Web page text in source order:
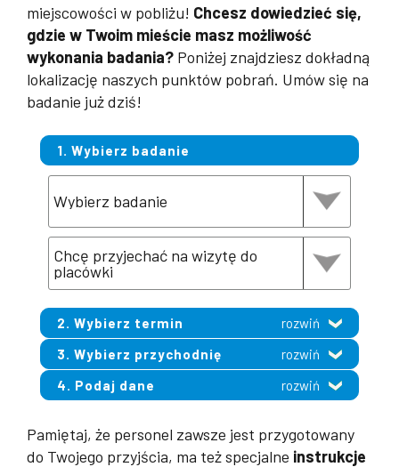
miejscowości w pobliżu! Chcesz dowiedzieć się,
gdzie w Twoim mieście masz możliwość
wykonania badania? Poniżej znajdziesz dokładną
lokalizację naszych punktów pobrań. Umów się na
badanie już dziś!
1. Wybierz badanie
2. Wybierz termin
rozwiń
3. Wybierz przychodnię
rozwiń
4. Podaj dane
rozwiń
Pamiętaj, że personel zawsze jest przygotowany
do Twojego przyjścia, ma też specjalne instrukcje